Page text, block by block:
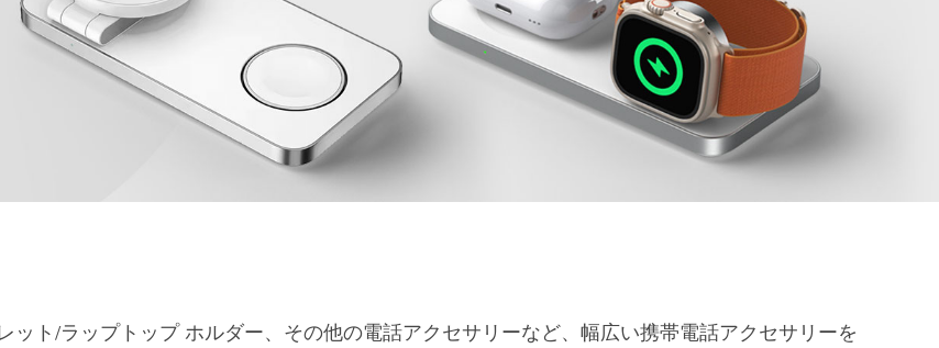
ット/ラップトップ ホルダー、その他の電話アクセサリーなど、幅広い携帯電話アクセサリーを